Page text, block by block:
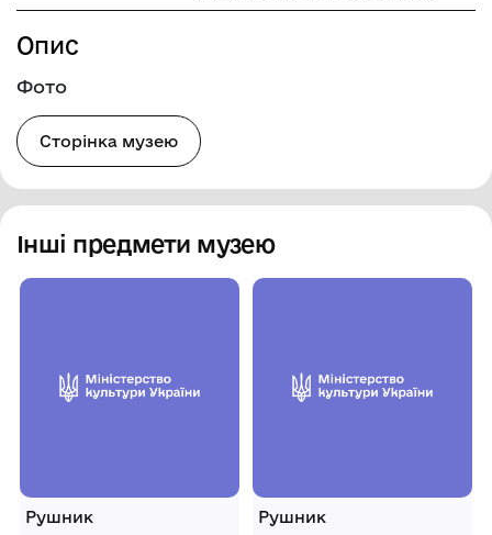
Опис
Фото
Сторінка музею
Інші предмети музею
Рушник Рушник